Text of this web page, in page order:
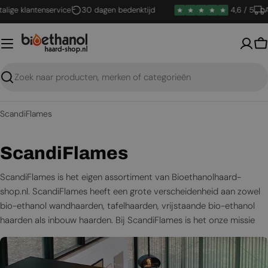
Ga
naar
inhoud
30 dagen bedenktijd 4,6 / 5 Alle
Zoeken
ScandiFlames
C
o
l
l
e
c
ScandiFlames
ScandiFlames is het eigen assortiment van Bioethanolhaard-
shop.nl. ScandiFlames heeft een grote verscheidenheid aan zowel
bio-ethanol wandhaarden, tafelhaarden, vrijstaande bio-ethanol
haarden als inbouw haarden. Bij ScandiFlames is het onze missie
om mooie en functionele haarden te creëren die de sfeer van elke
ruimte verbeteren en tegelijkertijd energie-efficiëntie en
verantwoordelijkheid voor het milieu bevorderen.